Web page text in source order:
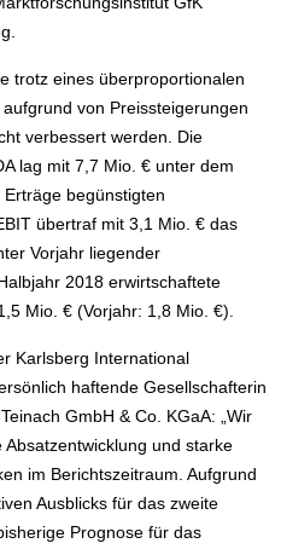
trotz eines überproportionalen
von Preissteigerungen
verbessert werden. Die
lag mit 7,7 Mio. € unter dem
begünstigten
übertraf mit 3,1 Mio. € das
Vorjahr liegender
2018 erwirtschaftete
Mio. € (Vorjahr: 1,8 Mio. €).
Karlsberg International
haftende Gesellschafterin
GmbH & Co. KGaA: „Wir
und starke
im Berichtszeitraum. Aufgrund
Ausblicks für das zweite
Prognose für das